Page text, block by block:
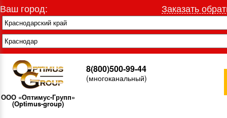
Ваш город: Заказать
ООО «Оптимус-Групп»
(Optimus-group)
8(800)500-99-44
(многоканальный)